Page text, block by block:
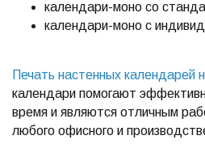
календари-моно со
календари-моно с
Печать настенных календарей
календари помогают
время и являются отличным
любого офисного и